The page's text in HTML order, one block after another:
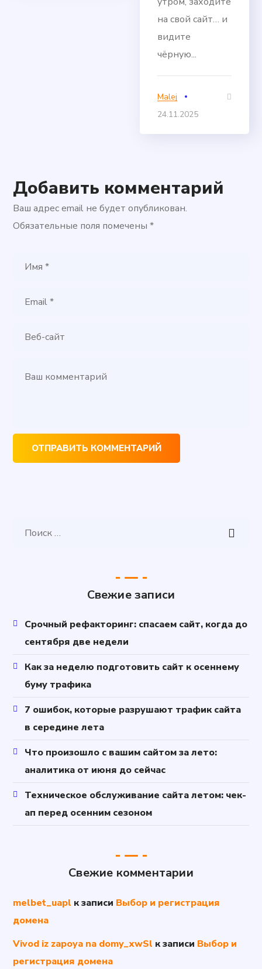
на свой сайт… и
видите
чёрную...
Malej
24.11.2025
Добавить комментарий
Ваш адрес email не будет опубликован.
Обязательные поля помечены*
Свежие записи
Срочный рефакторинг: спасаем сайт, когда до
сентября две недели
Как за неделю подготовить сайт к осеннему
буму трафика
7 ошибок, которые разрушают трафик сайта
в середине лета
Что произошло с вашим сайтом за лето:
аналитика от июня до сейчас
Техническое обслуживание сайта летом: чек-
ап перед осенним сезоном
Свежие комментарии
melbet_uapl к записи Выбор и регистрация
домена
Vivod iz zapoya na domy_xwSl к записи Выбор и
регистрация домена